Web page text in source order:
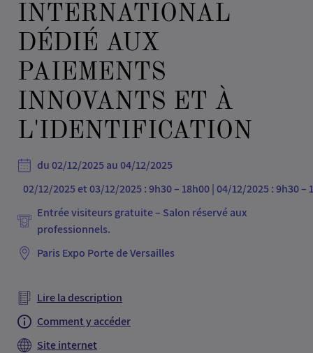
INTERNATIONAL
DÉDIÉ AUX
PAIEMENTS
INNOVANTS ET À
L'IDENTIFICATION
du 02/12/2025 au 04/12/2025
02/12/2025 et 03/12/2025 : 9h30 – 18h00 | 04/12/2025 : 9h30 –
Entrée visiteurs gratuite – Salon réservé aux
Paris Expo Porte de Versailles
Lire la description
Comment y accéder
Site internet